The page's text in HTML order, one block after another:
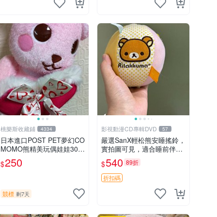
桃樂斯收藏鋪 4334
日本進口POST PET夢幻CO
MOMO熊精美玩偶娃娃30c
m
$250
競標 剩7天
影視動漫CD專輯DVD 57
嚴選SanX輕松熊安睡搖鈴，
實拍圖可見，適合睡前伴
侶， Picks安撫好物 0325
懸吊 電腦
$540 89折
折扣碼